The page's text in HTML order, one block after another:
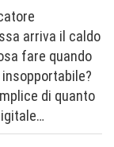
arriva il caldo
fare quando
di quanto